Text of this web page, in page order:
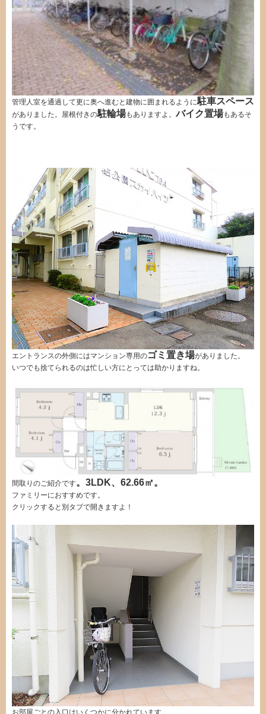
管理人室を通過して更に奥へ進むと建物に囲まれるように駐車スペース
がありました。屋根付きの駐輪場もありますよ。バイク置場もあるそ
うです。
エントランスの外側にはマンション専用のゴミ置き場がありました。
いつでも捨てられるのは忙しい方にとっては助かりますね。
間取りのご紹介です。3LDK、62.66㎡。
ファミリーにおすすめです。
クリックすると別タブで開きますよ！
お部屋ごとの入口はいくつかに分かれています。